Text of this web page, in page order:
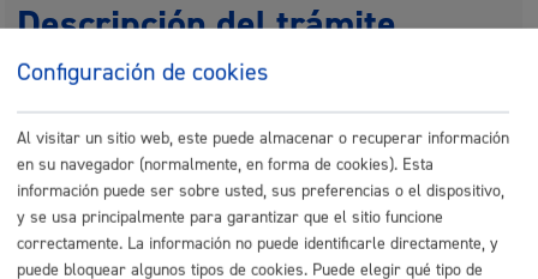
Descripción del trámite
Durante la tramitación de un expediente, en diferentes
momentos, las personas interesadas pueden presentar
alegaciones. Así mismo, frente una resolución dictada en
el marco de un expediente, las personas interesadas
pueden presentar un recurso (cuando corresponda). En
ambos casos, se deberá hacer uso de este trámite,
indicando el tipo de expediente y el número de
Configuración de cookies
Al visitar un sitio web, este puede almacenar o recuperar información
en su navegador (normalmente, en forma de cookies). Esta
información puede ser sobre usted, sus preferencias o el dispositivo,
y se usa principalmente para garantizar que el sitio funcione
correctamente. La información no puede identificarle directamente, y
puede bloquear algunos tipos de cookies. Puede elegir qué tipo de